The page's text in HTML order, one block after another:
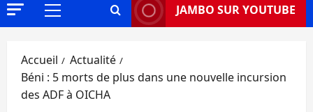
Menu
JAMBO SUR YOUTUBE
Accueil
Actualité
Béni : 5 morts de plus dans une nouvelle incursion
des ADF à OICHA